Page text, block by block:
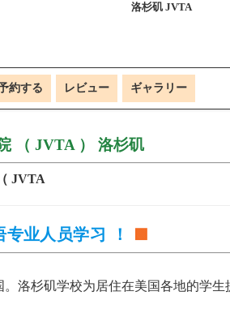
洛杉矶 JVTA
約する レビュー ギャラリー
（ JVTA ） 洛杉矶
JVTA
专业人员学习 ！
。洛杉矶学校为居住在美国各地的学